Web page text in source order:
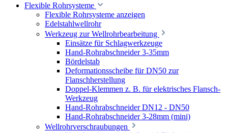
Flexible Rohrsysteme
Flexible Rohrsysteme anzeigen
Edelstahlwellrohr
Werkzeug zur Wellrohrbearbeitung
Einsätze für Schlagwerkzeuge
Hand-Rohrabschneider 3-35mm
Bördelstab
Deformationsscheibe für DN50 zur
Flanschherstellung
Doppel-Klemmen z. B. für elektrisches Flansch-
Werkzeug
Hand-Rohrabschneider DN12 - DN50
Hand-Rohrabschneider 3-28mm (mini)
Wellrohrverschraubungen